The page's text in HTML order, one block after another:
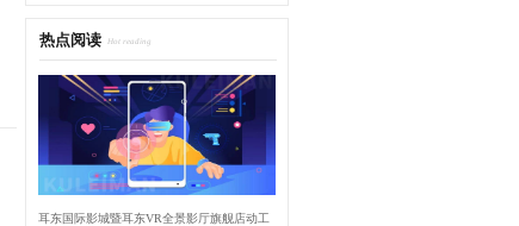
热点阅读 Hot reading
耳东国际影城暨耳东VR全景影厅旗舰店动工